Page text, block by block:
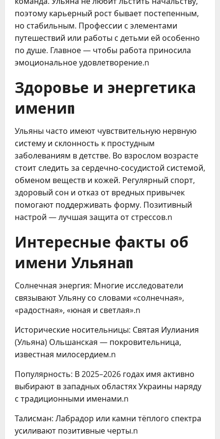
поэтому карьерный рост бывает постепенным,
но стабильным. Профессии с элементами
путешествий или работы с детьми ей особенно
по душе. Главное — чтобы работа приносила
эмоциональное удовлетворение.n
Здоровье и энергетика
имениn
Ульяны часто имеют чувствительную нервную
систему и склонность к простудным
заболеваниям в детстве. Во взрослом возрасте
стоит следить за сердечно-сосудистой системой,
обменом веществ и кожей. Регулярный спорт,
здоровый сон и отказ от вредных привычек
помогают поддерживать форму. Позитивный
настрой — лучшая защита от стрессов.n
Интересные факты об
имени Ульянаn
Солнечная энергия: Многие исследователи
связывают Ульяну со словами «солнечная»,
«радостная», «юная и светлая».n
Исторические носительницы: Святая Иулиания
(Ульяна) Ольшанская — покровительница,
известная милосердием.n
Популярность: В 2025–2026 годах имя активно
выбирают в западных областях Украины наряду
с традиционными именами.n
Талисман: Лабрадор или камни тёплого спектра
усиливают позитивные черты.n